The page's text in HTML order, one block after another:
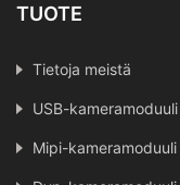
TUOTE
Tietoja meistä
USB-kameramoduuli
Mipi-kameramoduuli